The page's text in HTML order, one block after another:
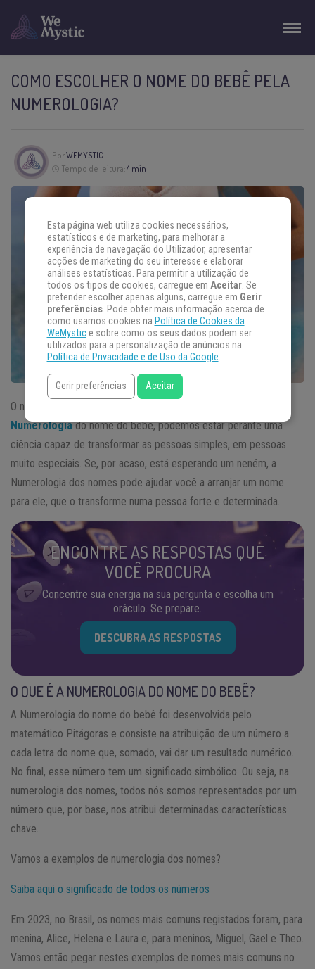
COMO ESCOLHER O NOME DO BEBÊ PELA
NUMEROLOGIA?
PorWEMYSTIC
Tempo de leitura:4 min
O nome diz muito sobre uma pessoa e, se associarmos à
Numerologiado nome do bebê, podemos estar perante uma
ciência capaz de transformar as pessoas simples, em pessoas
muito especiais. Se, por acaso, está esperando um neném, a
Numerologia dos nomes pode ajudar você a arranjar um nome
para ele, que o transforme numa pessoa forte e determinada.
ENCONTRE AS RESPOSTAS QUE
VOCÊ PROCURA
Concentre sua energia na sua pergunta e escolha um
oráculo. Se prepare.
DESCUBRA AS RESPOSTAS
O QUE É A NUMEROLOGIA DO NOME DO BEBÊ?
A Numerologia do nome do bebê foi desenvolvida pelo
matemático Pitágoras e consiste na atribuição de um número a
cada letra do nome que, somado, vai dar um resultado numérico.
No final, esse número tem um significado simbólico. Ou seja, na
numerologia dos nomes, todos nós somos representados por um
número que, por base, nos atribui determinadas características
chave.
Vamos a exemplos de numerologia dos nomes?
Saiba aqui o significado de todos os números
Em 2023, no Brasil, os nomes mais comuns registados foram, para
menina, Alice, Helena e Laura e, para meninos, Miguel, Gael e Theo.
Vamos então pegar nestes exemplos de nomes mais comuns no
Esta página web utiliza cookies necessários,
estatísticos e de marketing, para melhorar a
experiência de navegação do Utilizador, apresentar
acções de marketing do seu interesse e elaborar
análises estatísticas. Para permitir a utilização de
todos os tipos de cookies, carregue em Aceitar. Se
pretender escolher apenas alguns, carregue em Gerir
preferências. Pode obter mais informação acerca de
como usamos cookies na Política de Cookies da
WeMystice sobre como os seus dados podem ser
utilizados para a personalização de anúncios na
Política de Privacidade e de Uso da Google.
Gerir preferências Aceitar